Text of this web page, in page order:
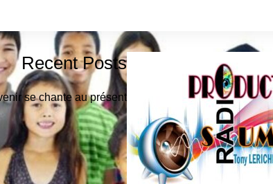
Recent Posts
se chante au présent